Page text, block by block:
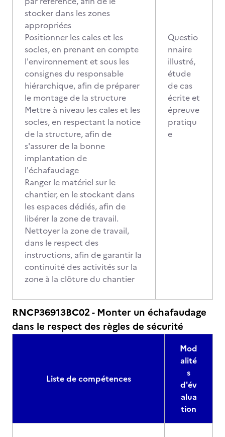
stocker dans les zones
appropriées
Positionner les cales et les
socles, en prenant en compte
l'environnement et sous les
consignes du responsable
hiérarchique, afin de préparer
le montage de la structure
Mettre à niveau les cales et les
socles, en respectant la notice
de la structure, afin de
s'assurer de la bonne
implantation de
l'échafaudage
Ranger le matériel sur le
chantier, en le stockant dans
les espaces dédiés, afin de
libérer la zone de travail.
Nettoyer la zone de travail,
dans le respect des
instructions, afin de garantir la
continuité des activités sur la
zone à la clôture du chantier
Questio
nnaire
illustré,
étude
de cas
écrite et
épreuve
pratiqu
e
RNCP36913BC02 - Monter un échafaudage
dans le respect des règles de sécurité
Liste de compétences
Mod
alité
s
d'év
alua
tion